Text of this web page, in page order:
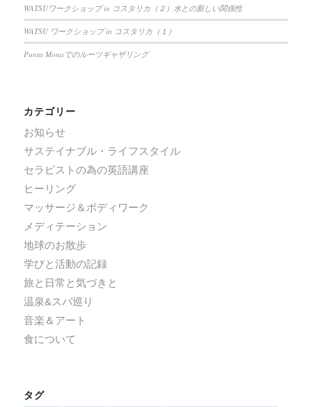
WATSUワークショップ in コスタリカ（２）水との新しい関係性
WATSU ワークショップ in コスタリカ（１）
Punta Monaでのルーツギャザリング
カテゴリー
お知らせ
サステイナブル・ライフスタイル
セラピストの為の英語講座
ヒーリング
マッサージ＆ボディワーク
メディテーション
地球のお散歩
学びと活動の記録
旅と日常と気づきと
温泉&スパ巡り
音楽＆アート
食について
タグ